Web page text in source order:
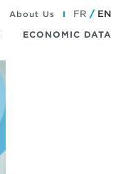
ECONOMIC DATA
About Us FR EN